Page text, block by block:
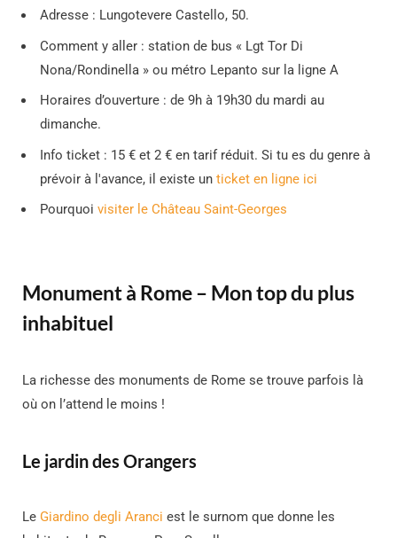
Adresse : Lungotevere Castello, 50.
Comment y aller : station de bus « Lgt Tor Di
Nona/Rondinella » ou métro Lepanto sur la ligne A
Horaires d’ouverture : de 9h à 19h30 du mardi au
dimanche.
Info ticket : 15 € et 2 € en tarif réduit. Si tu es du genre à
prévoir à l'avance, il existe un ticket en ligne ici
Pourquoi visiter le Château Saint-Georges
Monument à Rome – Mon top du plus
inhabituel
La richesse des monuments de Rome se trouve parfois là
où on l’attend le moins !
Le jardin des Orangers
Le Giardino degli Aranci est le surnom que donne les